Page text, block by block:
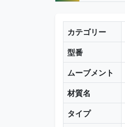
カテゴリー
型番
ムーブメント
材質名
タイプ